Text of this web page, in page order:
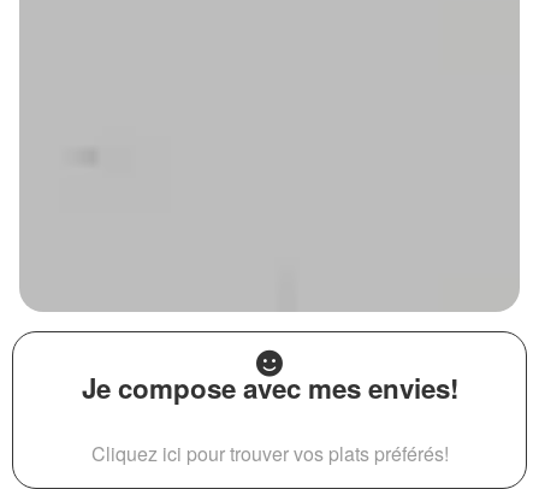
Je compose avec mes envies!
Cliquez ici pour trouver vos plats préférés!